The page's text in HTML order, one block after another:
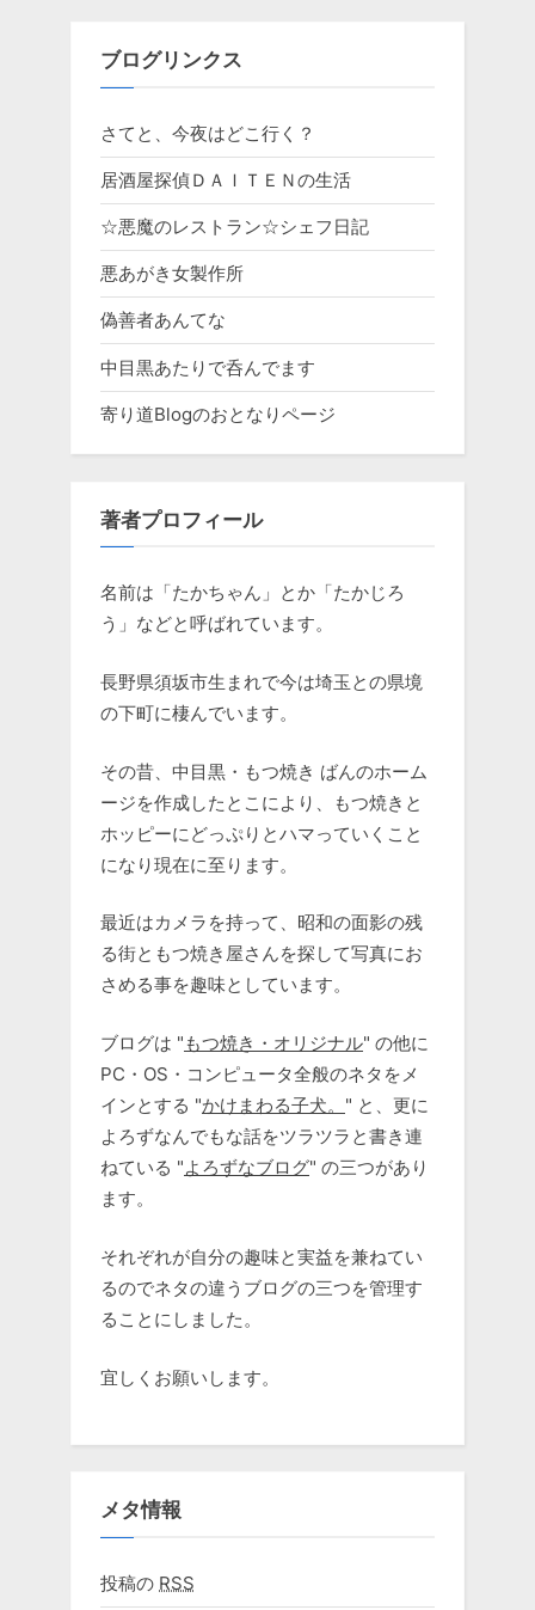
ブログリンクス
さてと、今夜はどこ行く？
居酒屋探偵ＤＡＩＴＥＮの生活
☆悪魔のレストラン☆シェフ日記
悪あがき女製作所
偽善者あんてな
中目黒あたりで呑んでます
寄り道Blogのおとなりページ
著者プロフィール
名前は「たかちゃん」とか「たかじろ
う」などと呼ばれています。
長野県須坂市生まれで今は埼玉との県境
の下町に棲んでいます。
その昔、中目黒・もつ焼き ばんのホーム
ージを作成したとこにより、もつ焼きと
ホッピーにどっぷりとハマっていくこと
になり現在に至ります。
最近はカメラを持って、昭和の面影の残
る街ともつ焼き屋さんを探して写真にお
さめる事を趣味としています。
ブログは " もつ焼き・オリジナル" の他に
PC・OS・コンピュータ全般のネタをメ
インとする "かけまわる子犬。 " と、更に
よろずなんでもな話をツラツラと書き連
ねている "よろずなブログ" の三つがあり
ます。
それぞれが自分の趣味と実益を兼ねてい
るのでネタの違うブログの三つを管理す
ることにしました。
宜しくお願いします。
メタ情報
投稿の RSS